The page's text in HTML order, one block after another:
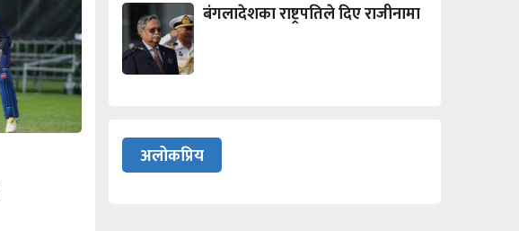
बंगलादेशका राष्ट्रपतिले दिए राजीनामा
अलोकप्रिय